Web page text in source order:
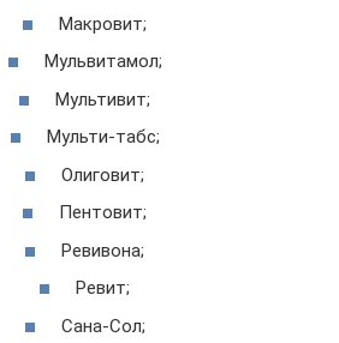
Макровит;
Мульвитамол;
Мультивит;
Мульти-табс;
Олиговит;
Пентовит;
Ревивона;
Ревит;
Сана-Сол;